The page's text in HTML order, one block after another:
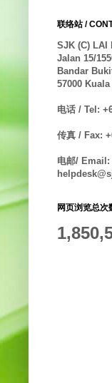
联络站 /
SJK (C) LAI
Jalan 15/
Bandar
57000
电话 / Tel:
传真 / Fax:
电邮/ Email:
网页浏览总次